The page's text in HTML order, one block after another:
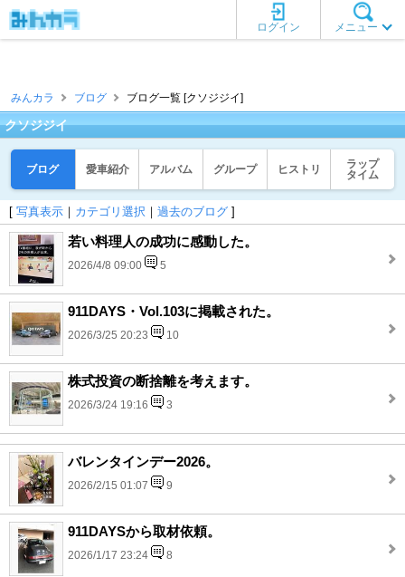
メニュー
ログイン
みんカラ ブログ ブログ一覧 [クソジジイ]
クソジジイ
ブログ 愛車紹介 アルバム グループ ヒストリ
ラップ
タイム
[ 写真表示 ｜ カテゴリ選択 ｜ 過去のブログ ]
若い料理人の成功に感動した。
2026/4/8 09:00 5
911DAYS・Vol.103に掲載された。
2026/3/25 20:23 10
株式投資の断捨離を考えます。
2026/3/24 19:16 3
バレンタインデー2026。
2026/2/15 01:07 9
911DAYSから取材依頼。
2026/1/17 23:24 8